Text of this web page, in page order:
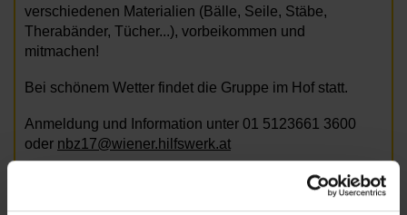
verschiedenen Materialien (Bälle, Seile, Stäbe,
Therabänder, Tücher...), vorbeikommen und
mitmachen!
Bei schönem Wetter findet die Gruppe im Hof statt.
Anmeldung und Information unter 01 5123661 3600
oder nbz17@wiener.hilfswerk.at